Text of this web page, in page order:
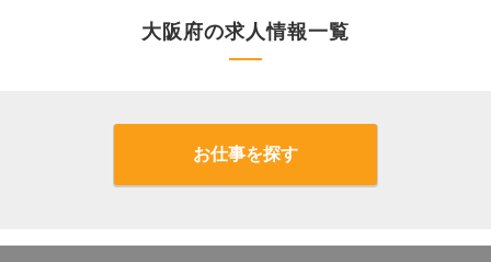
大阪府の求人情報一覧
お仕事を探す